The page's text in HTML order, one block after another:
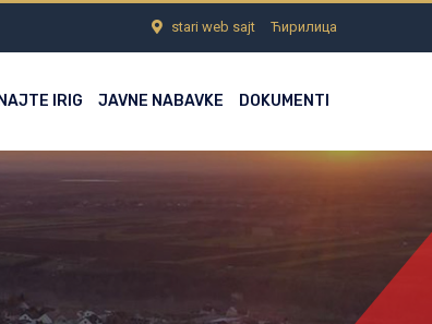
stari web sajt Ћирилица
IRIG JAVNE NABAVKE DOKUMENTI